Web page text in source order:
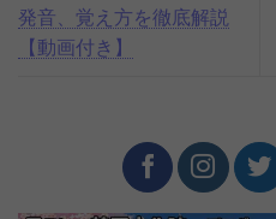
発音、覚え方を徹底解説
【動画付き】